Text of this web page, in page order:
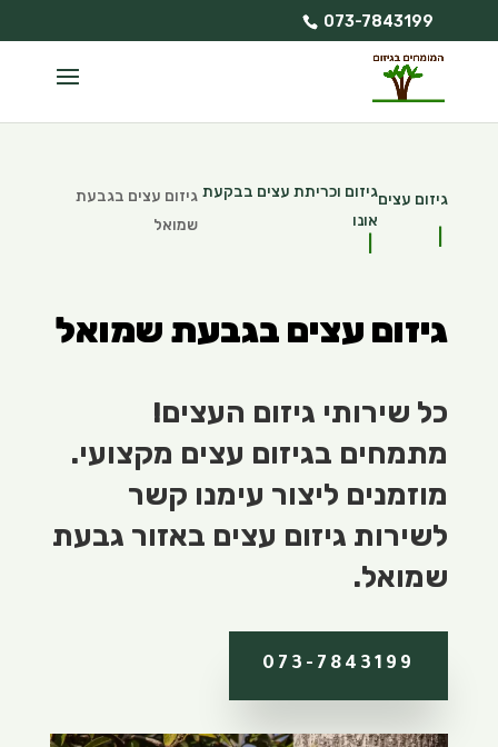
073-7843199
גיזום עציםגיזום וכריתת עצים בבקעת
אונו
גיזום עצים בגבעת
שמואל
גיזום עצים בגבעת שמואל
כל שירותי גיזום העצים!
מתמחים בגיזום עצים מקצועי.
מוזמנים ליצור עימנו קשר
לשירות גיזום עצים באזור גבעת
שמואל.
073-7843199